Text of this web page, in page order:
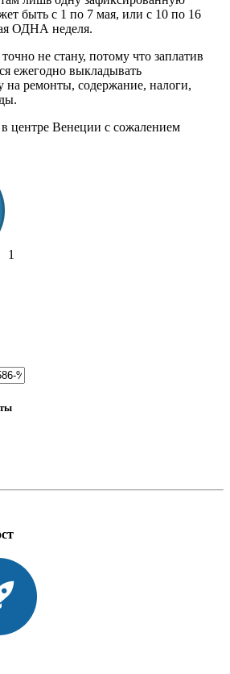
быть с 1 по 7 мая, или с 10 по 16
ОДНА неделя.
не стану, потому что заплатив
ежегодно выкладывать
на ремонты, содержание, налоги,
центре Венеции с сожалением
1